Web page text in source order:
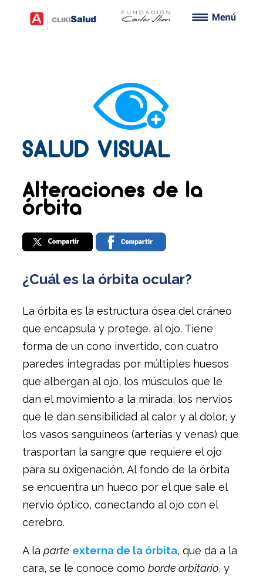
SALUD VISUAL
Alteraciones de la
órbita
¿Cuál es la órbita ocular?
La órbita es la estructura ósea del cráneo
que encapsula y protege, al ojo. Tiene
forma de un cono invertido, con cuatro
paredes integradas por múltiples huesos
que albergan al ojo, los músculos que le
dan el movimiento a la mirada, los nervios
que le dan sensibilidad al calor y al dolor, y
los vasos sanguíneos (arterias y venas) que
trasportan la sangre que requiere el ojo
para su oxigenación. Al fondo de la órbita
se encuentra un hueco por el que sale el
nervio óptico, conectando al ojo con el
cerebro.
A la parte externa de la órbita, que da a la
cara, se le conoce como borde orbitario, y